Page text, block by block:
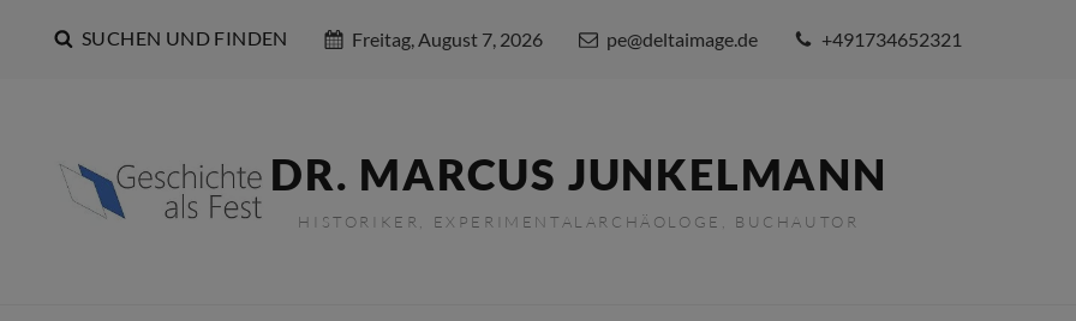
SUCHEN UND FINDEN Freitag, August 7, 2026 pe@deltaimage.de +491734652321
DR. MARCUS JUNKELMANN
HISTORIKER, EXPERIMENTALARCHÄOLOGE, BUCHAUTOR